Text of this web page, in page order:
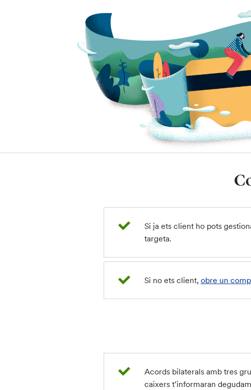
Si ja ets client ho pots
targeta.
Si no ets client, obre un
Acords bilaterals amb tres
caixers t’informaran